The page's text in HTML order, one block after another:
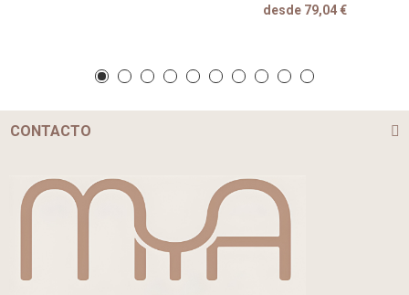
desde 79,04 €
CONTACTO